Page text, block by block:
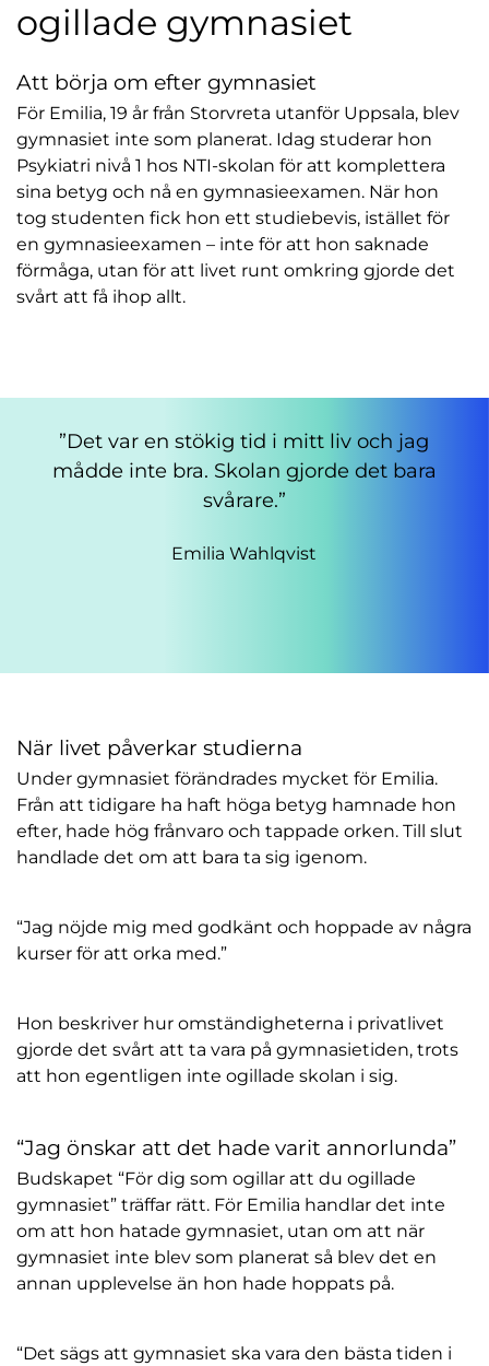
ogillade gymnasiet
Att börja om efter gymnasiet
För Emilia, 19 år från Storvreta utanför Uppsala, blev
gymnasiet inte som planerat. Idag studerar hon
Psykiatri nivå 1 hos NTI-skolan för att komplettera
sina betyg och nå en gymnasieexamen. När hon
tog studenten fick hon ett studiebevis, istället för
en gymnasieexamen – inte för att hon saknade
förmåga, utan för att livet runt omkring gjorde det
svårt att få ihop allt.
Det var en stökig tid i mitt liv och jag
mådde inte bra. Skolan gjorde det bara
svårare.
Emilia Wahlqvist
När livet påverkar studierna
Under gymnasiet förändrades mycket för Emilia.
Från att tidigare ha haft höga betyg hamnade hon
efter, hade hög frånvaro och tappade orken. Till slut
handlade det om att bara ta sig igenom.
“Jag nöjde mig med godkänt och hoppade av några
kurser för att orka med.”
Hon beskriver hur omständigheterna i privatlivet
gjorde det svårt att ta vara på gymnasietiden, trots
att hon egentligen inte ogillade skolan i sig.
“Jag önskar att det hade varit annorlunda”
Budskapet “För dig som ogillar att du ogillade
gymnasiet” träffar rätt. För Emilia handlar det inte
om att hon hatade gymnasiet, utan om att när
gymnasiet inte blev som planerat så blev det en
annan upplevelse än hon hade hoppats på.
“Det sägs att gymnasiet ska vara den bästa tiden i